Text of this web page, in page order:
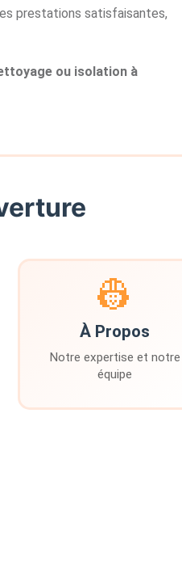
prestations satisfaisantes,
ou isolation à
👷
À Propos
Notre expertise et notre
équipe